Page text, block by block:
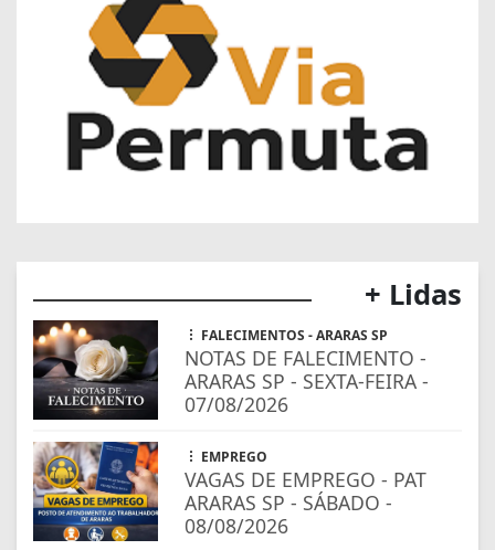
+ Lidas
FALECIMENTOS - ARARAS SP
NOTAS DE FALECIMENTO -
ARARAS SP - SEXTA-FEIRA -
07/08/2026
EMPREGO
VAGAS DE EMPREGO - PAT
ARARAS SP - SÁBADO -
08/08/2026